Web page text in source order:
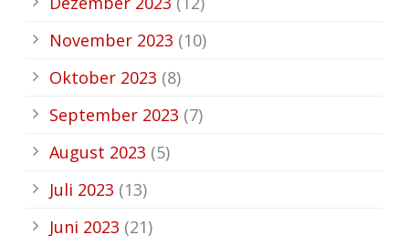
November 2023 (10)
Oktober 2023 (8)
September 2023 (7)
August 2023 (5)
Juli 2023 (13)
Juni 2023 (21)